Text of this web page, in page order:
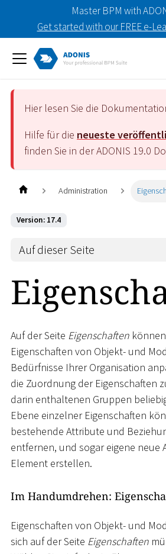
Master BPM with
Get started with our FREE e-
Hier lesen Sie die
Hilfe für die neueste
finden Sie in der ADONIS 19.0
Administration
Version: 17.4
Auf dieser Seite
Auf der Seite Eigenschaften
Eigenschaften von Objekt- und
Bedürfnisse Ihrer Organisation
die Zuordnung der Eigenschaften
darin enthaltenen Gruppen
Ebene einzelner Eigenschaften
bestehende Attribute und
entfernen, und sogar eigene neue
Element erstellen.
Im Handumdrehen:
Eigenschaften von Objekt- und
sich auf der Seite Eigenschaften